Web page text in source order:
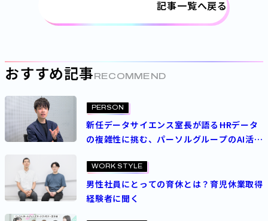
記事一覧へ戻る
おすすめ記事 RECOMMEND
PERSON
新任データサイエンス室長が語る――HRデータ
の複雑性に挑む、パーソルグループのAI活用
WORK STYLE
男性社員にとっての育休とは？育児休業取得
経験者に聞く